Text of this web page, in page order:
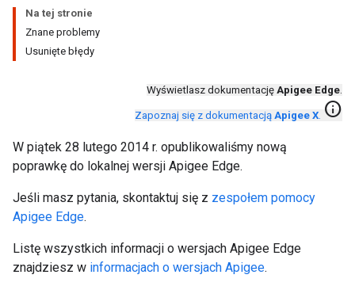
Na tej stronie
Znane problemy
Usunięte błędy
Wyświetlasz dokumentację Apigee Edge.
Zapoznaj się z dokumentacją Apigee X. info
W piątek 28 lutego 2014 r. opublikowaliśmy nową
poprawkę do lokalnej wersji Apigee Edge.
Jeśli masz pytania, skontaktuj się z zespołem pomocy
Apigee Edge.
Listę wszystkich informacji o wersjach Apigee Edge
znajdziesz w informacjach o wersjach Apigee.